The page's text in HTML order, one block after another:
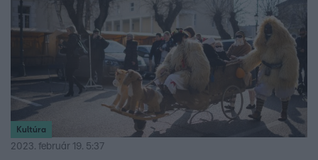
Kultúra
2023. február 19. 5:37